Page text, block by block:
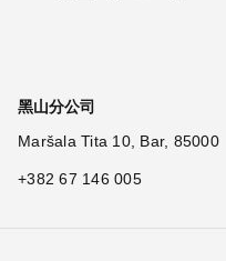
黑山分公司
Maršala Tita 10, Bar, 85000
+382 67 146 005